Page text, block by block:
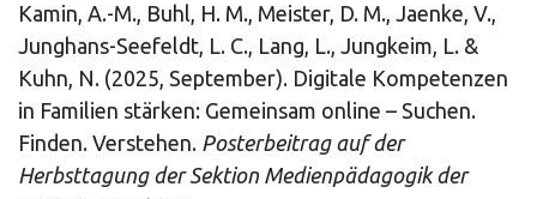
Kamin, A.-M., Buhl, H. M., Meister, D. M., Jaenke, V.,
Junghans-Seefeldt, L. C., Lang, L., Jungkeim, L. &
Kuhn, N. (2025, September). Digitale Kompetenzen
in Familien stärken: Gemeinsam online – Suchen.
Finden. Verstehen. Posterbeitrag auf der
Herbsttagung der Sektion Medienpädagogik der